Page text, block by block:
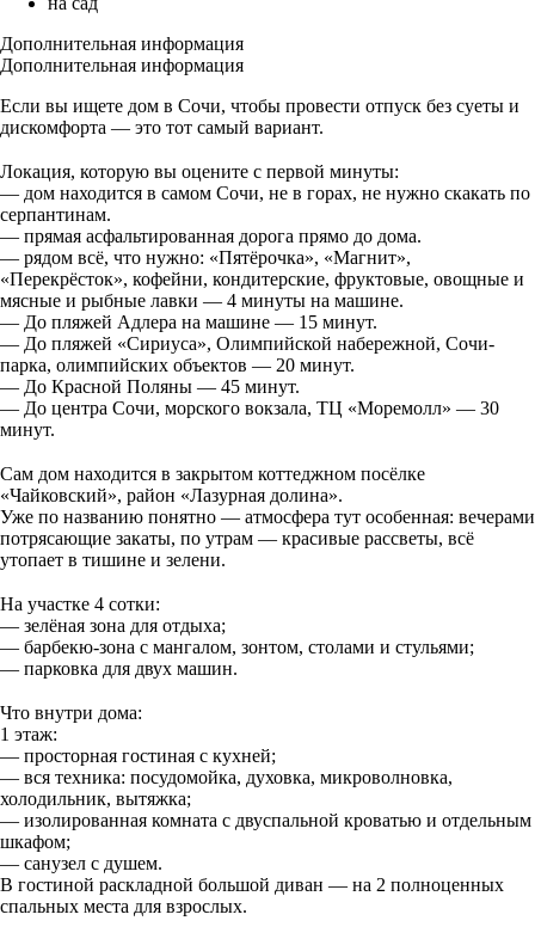
Дополнительная информация
Дополнительная информация
Если вы ищете дом в Сочи, чтобы провести отпуск без суеты и
дискомфорта — это тот самый вариант.
Локация, которую вы оцените с первой минуты:
— дом находится в самом Сочи, не в горах, не нужно скакать по
серпантинам.
— прямая асфальтированная дорога прямо до дома.
— рядом всё, что нужно: «Пятёрочка», «Магнит»,
«Перекрёсток», кофейни, кондитерские, фруктовые, овощные и
мясные и рыбные лавки — 4 минуты на машине.
— До пляжей Адлера на машине — 15 минут.
— До пляжей «Сириуса», Олимпийской набережной, Сочи-
парка, олимпийских объектов — 20 минут.
— До Красной Поляны — 45 минут.
— До центра Сочи, морского вокзала, ТЦ «Моремолл» — 30
минут.
Сам дом находится в закрытом коттеджном посёлке
«Чайковский», район «Лазурная долина».
Уже по названию понятно — атмосфера тут особенная: вечерами
потрясающие закаты, по утрам — красивые рассветы, всё
утопает в тишине и зелени.
На участке 4 сотки:
— зелёная зона для отдыха;
— барбекю-зона с мангалом, зонтом, столами и стульями;
— парковка для двух машин.
Что внутри дома:
1 этаж:
— просторная гостиная с кухней;
— вся техника: посудомойка, духовка, микроволновка,
холодильник, вытяжка;
— изолированная комната с двуспальной кроватью и отдельным
шкафом;
— санузел с душем.
В гостиной раскладной большой диван — на 2 полноценных
спальных места для взрослых.